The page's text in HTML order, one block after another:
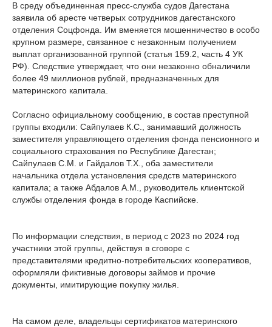
В среду объединенная пресс-служба судов Дагестана
заявила об аресте четверых сотрудников дагестанского
отделения Соцфонда. Им вменяется мошенничество в особо
крупном размере, связанное с незаконным получением
выплат организованной группой (статья 159.2, часть 4 УК
РФ). Следствие утверждает, что они незаконно обналичили
более 49 миллионов рублей, предназначенных для
материнского капитала.
Согласно официальному сообщению, в состав преступной
группы входили: Сайпулаев К.С., занимавший должность
заместителя управляющего отделения фонда пенсионного и
социального страхования по Республике Дагестан;
Сайпулаев С.М. и Гайдалов Т.Х., оба заместители
начальника отдела установления средств материнского
капитала; а также Абдалов А.М., руководитель клиентской
службы отделения фонда в городе Каспийске.
По информации следствия, в период с 2023 по 2024 год
участники этой группы, действуя в сговоре с
представителями кредитно-потребительских кооперативов,
оформляли фиктивные договоры займов и прочие
документы, имитирующие покупку жилья.
На самом деле, владельцы сертификатов материнского